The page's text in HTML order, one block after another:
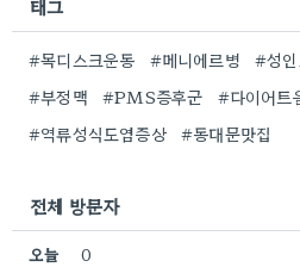
태그
#목디스크운동 #메니에르병 #성
#부정맥
#PMS증후군 #다이어트
#역류성식도염증상
#동대문맛집
전체 방문자
오늘
0